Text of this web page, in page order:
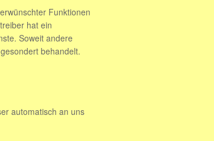
Funktionen
hat ein
Soweit andere
behandelt.
automatisch an uns